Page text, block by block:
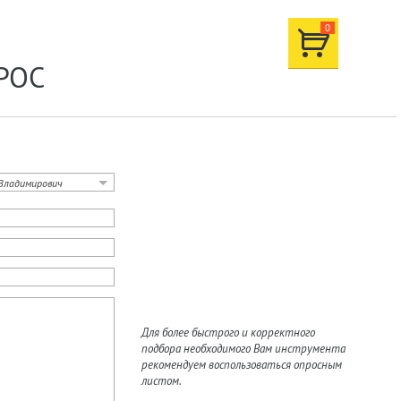
0
Для более быстрого и корректного
подбора необходимого Вам инструмента
рекомендуем воспользоваться опросным
листом.